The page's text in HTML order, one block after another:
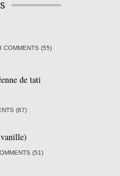
COMMENTS (55)
de tati
(87)
(51)